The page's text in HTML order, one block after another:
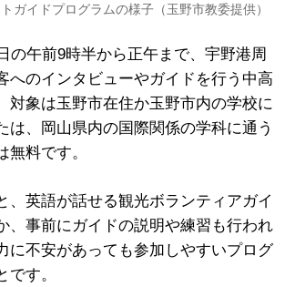
ガイドプログラムの様子（玉野市教委提供）
の午前9時半から正午まで、 宇野港周
へのインタビューやガイドを行う中高
対象は玉野市在住か玉野市内の学校に
は、岡山県内の国際関係の学科に通う
無料です。
英語が話せる観光ボランティアガイ
、事前にガイドの説明や練習も行われ
に不安があっても参加しやすいプログ
です。